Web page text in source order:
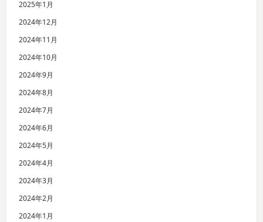
2025年1月
2024年12月
2024年11月
2024年10月
2024年9月
2024年8月
2024年7月
2024年6月
2024年5月
2024年4月
2024年3月
2024年2月
2024年1月